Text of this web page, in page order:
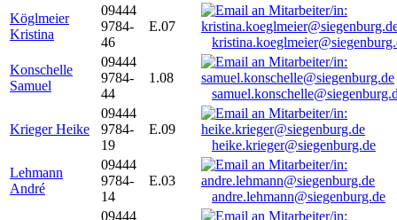
Köglmeier
Kristina
09444
9784-
46
E.07
Konschelle
Samuel
09444
9784-
44
1.08
Krieger Heike
09444
9784-
19
E.09
heike.krieger@siegenburg.de
Lehmann
André
09444
9784-
14
E.03
andre.lehmann@siegenburg.de
09444